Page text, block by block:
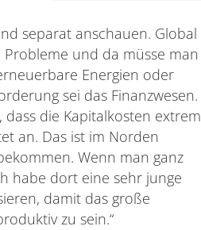
separat anschauen. Global
und da müsse man
Energien oder
sei das Finanzwesen.
die Kapitalkosten extrem
an. Das ist im Norden
Wenn man ganz
habe dort eine sehr junge
damit das große
zu sein.“